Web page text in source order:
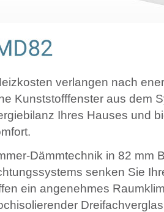
verlangen nach
Kunststofffenster aus dem
Ihres Hauses und
Dämmtechnik in 82 mm
senken Sie
ein angenehmes